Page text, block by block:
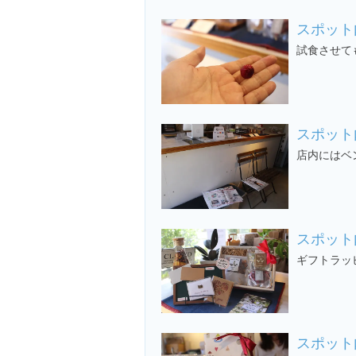
スポッ
試食させて
スポッ
店内には
スポッ
ギフトラ
スポッ